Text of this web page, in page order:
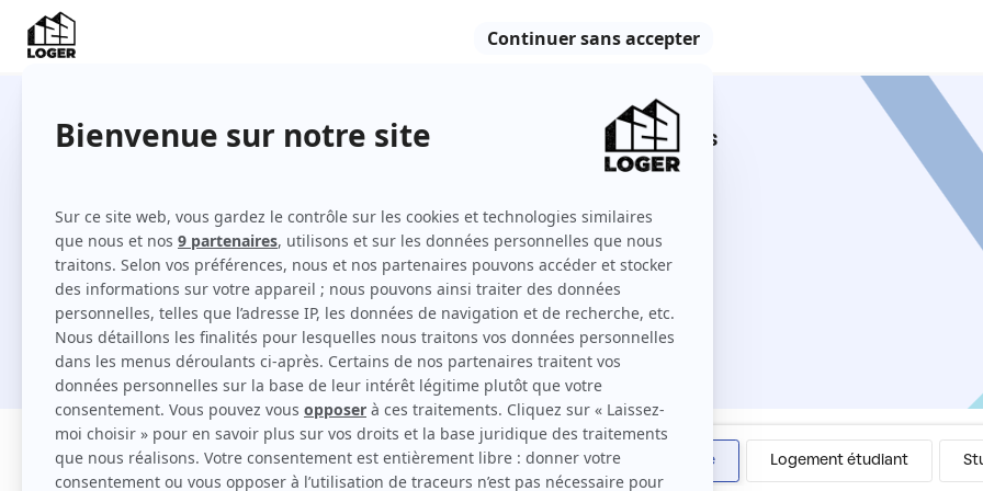
200 meublés en location à Canteleu entre particuliers
Je cherche une location
Filtres Appartement Maison Colocation Meublé Logement étudiant